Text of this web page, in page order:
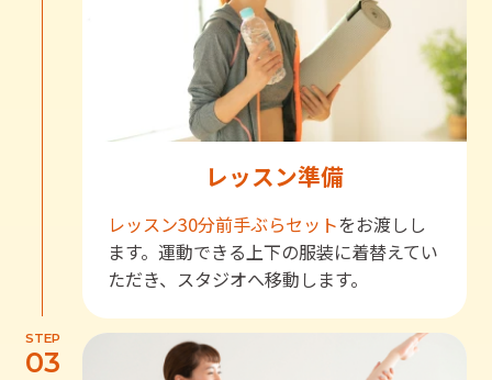
レッスン準備
レッスン30分前手ぶらセットをお渡しし
ます。運動できる上下の服装に着替えてい
ただき、スタジオへ移動します。
STEP
03